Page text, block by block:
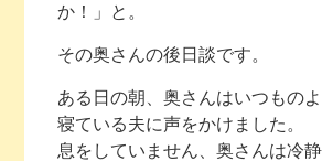
か！」と。
その奥さんの後日談です。
ある日の朝、奥さんはいつもの
寝ている夫に声をかけました。
息をしていません、奥さんは冷